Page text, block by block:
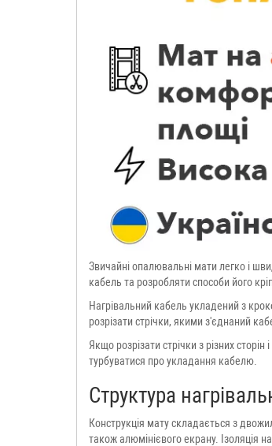
Звичайні опалювальні мати легко і
кабель та розробляти способи його
Нагрівальний кабель укладений з
розрізати стрічки, якими з'єднаний
Якщо розрізати стрічки з різних
турбуватися про укладання кабелю.
Структура
Конструкція мату складається з
також алюмінієвого екрану. Ізоляція